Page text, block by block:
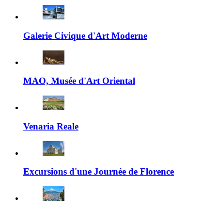
Galerie Civique d'Art Moderne
MAO, Musée d'Art Oriental
Venaria Reale
Excursions d'une Journée de Florence